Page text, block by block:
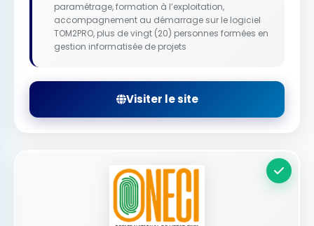
paramétrage, formation à l’exploitation,
accompagnement au démarrage sur le logiciel
TOM2PRO, plus de vingt (20) personnes formées en
gestion informatisée de projets
Visiter le site